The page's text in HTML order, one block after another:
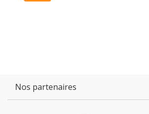
Nos partenaires